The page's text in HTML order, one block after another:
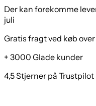
Der kan forekomme
juli
Gratis fragt ved køb
+ 3000 Glade kunder
4,5 Stjerner på Trustpilot